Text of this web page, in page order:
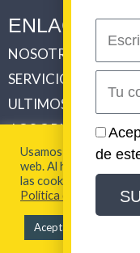
ENLACES
NOSOTROS
SERVICIOS
ULTIMOS TRABAJOS
LOS ORIGENES DE
2026
Usamos cookies para
web. Al hacer clic en
las cookies. Para más
Política de Cookies
Aceptar todo
nombre
de